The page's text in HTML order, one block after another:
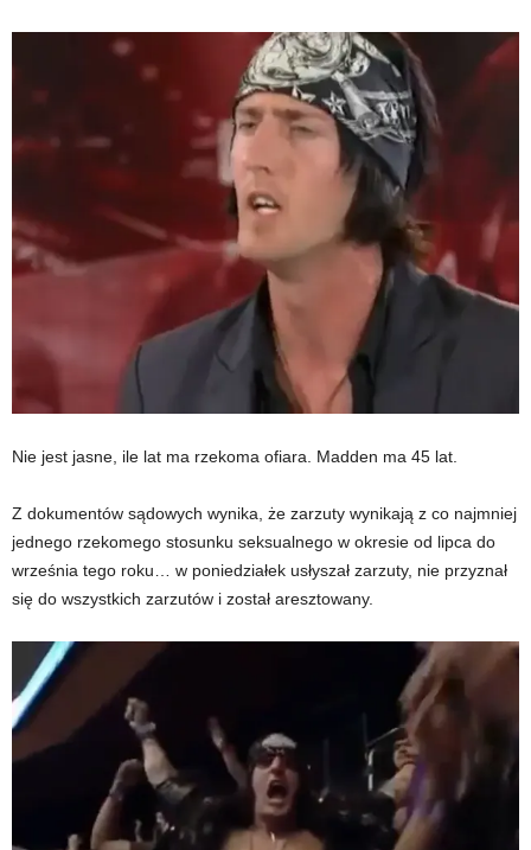
Nie jest jasne, ile lat ma rzekoma ofiara. Madden ma 45 lat.
Z dokumentów sądowych wynika, że ​​zarzuty wynikają z co najmniej
jednego rzekomego stosunku seksualnego w okresie od lipca do
września tego roku… w poniedziałek usłyszał zarzuty, nie przyznał
się do wszystkich zarzutów i został aresztowany.